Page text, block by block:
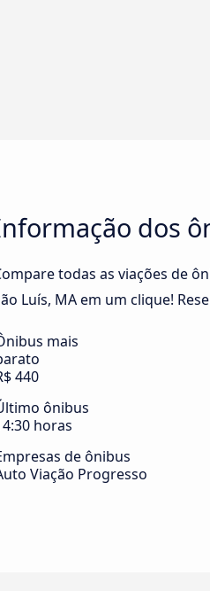
dos
todas as viações de
Luís, MA em um clique!
mais
440
ônibus
horas
de ônibus
Viação Progresso